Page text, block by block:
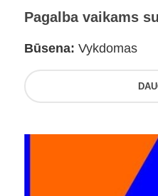
Pagalba vaikams
Būsena: Vykdomas